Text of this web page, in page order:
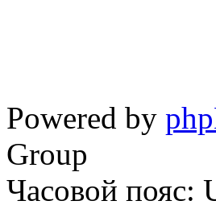
Powered by
Group
Часовой пояс: